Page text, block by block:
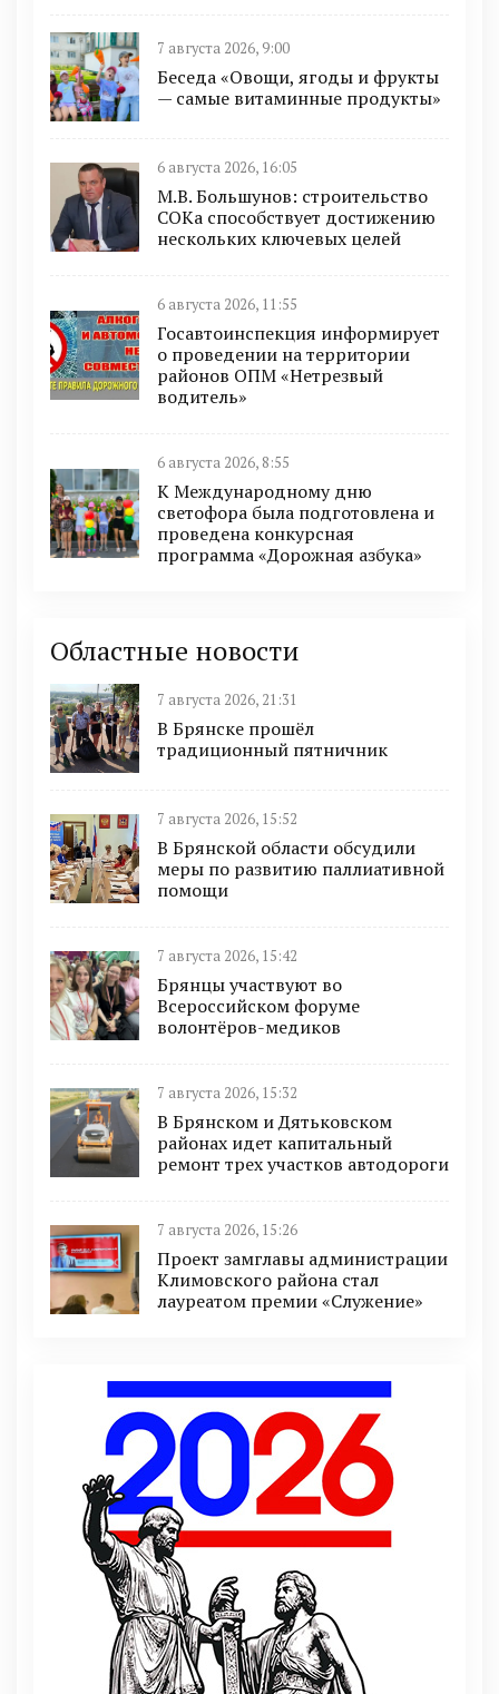
7 августа 2026, 9:00
Беседа «Овощи, ягоды и фрукты
— самые витаминные продукты»
6 августа 2026, 16:05
М.В. Большунов: строительство
СОКа способствует достижению
нескольких ключевых целей
6 августа 2026, 11:55
Госавтоинспекция информирует
о проведении на территории
районов ОПМ «Нетрезвый
водитель»
6 августа 2026, 8:55
К Международному дню
светофора была подготовлена и
проведена конкурсная
программа «Дорожная азбука»
Областные новости
7 августа 2026, 21:31
В Брянске прошёл
традиционный пятничник
7 августа 2026, 15:52
В Брянской области обсудили
меры по развитию паллиативной
помощи
7 августа 2026, 15:42
Брянцы участвуют во
Всероссийском форуме
волонтёров-медиков
7 августа 2026, 15:32
В Брянском и Дятьковском
районах идет капитальный
ремонт трех участков автодороги
7 августа 2026, 15:26
Проект замглавы администрации
Климовского района стал
лауреатом премии «Служение»